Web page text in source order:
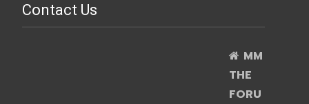
Contact Us
MM
THE
FORU